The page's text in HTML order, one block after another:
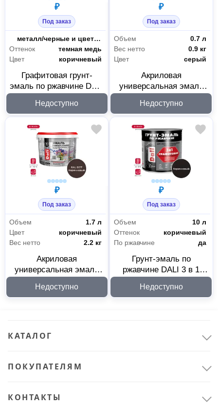
₽
Под заказ
Основания
металл/черные и цветные металлы/сталь
Оттенок
темная медь
Цвет
коричневый
Графитовая грунт-
эмаль по ржавчине DALI
221462
Недоступно
₽
Под заказ
Объем
0.7 л
Вес нетто
0.9 кг
Цвет
серый
Акриловая
универсальная эмаль
серая RAL 7004 0.9 кг
221446
Недоступно
₽
Под заказ
Объем
1.7 л
Цвет
коричневый
Вес нетто
2.2 кг
Акриловая
универсальная эмаль
коричневая RAL 8017
2.2 кг 221445
Недоступно
₽
Под заказ
Объем
10 л
Оттенок
коричневый
По ржавчине
да
Грунт-эмаль по
ржавчине DALI 3 в 1
Недоступно
КАТАЛОГ
ПОКУПАТЕЛЯМ
КОНТАКТЫ